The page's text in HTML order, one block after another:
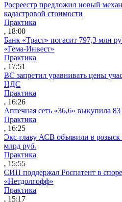
Росреестр предложил новый
кадастровой стоимости
Практика
, 18:00
Банк «Траст» погасит 797,3 млн
«Гема-Инвест»
Практика
, 17:51
ВС запретил уравнивать цены
НДС
Практика
, 16:26
Аптечная сеть «36,6» выкупила
Практика
, 16:25
Экс-главу АСВ объявили в
млрд руб.
Практика
, 15:55
СИП поддержал Роспатент в
«Нетдолгофф»
Практика
, 15:17